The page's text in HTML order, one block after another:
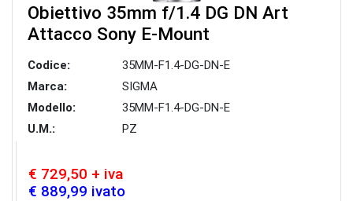
Obiettivo 35mm f/1.4 DG DN Art
Attacco Sony E-Mount
Codice:
35MM-F1.4-DG-DN-E
Marca:
SIGMA
Modello:
35MM-F1.4-DG-DN-E
U.M.:
PZ
€ 729,50 + iva
€ 889,99 ivato